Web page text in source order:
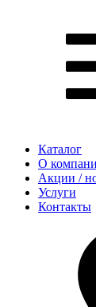
Каталог
О
Акции /
Услуги
Контакты